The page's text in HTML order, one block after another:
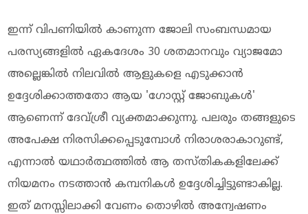
ഇന്ന് വിപണിയിൽ കാണുന്ന ജോലി സംബന്ധമായ
പരസ്യങ്ങളിൽ ഏകദേശം 30 ശതമാനവും വ്യാജമോ
അല്ലെങ്കിൽ നിലവിൽ ആളുകളെ എടുക്കാൻ
ഉദ്ദേശിക്കാത്തതോ ആയ 'ഗോസ്റ്റ് ജോബുകൾ'
ആണെന്ന് ദേവ്ശ്രീ വ്യക്തമാക്കുന്നു. പലരും തങ്ങളുടെ
അപേക്ഷ നിരസിക്കപ്പെടുമ്പോൾ നിരാശരാകാറുണ്ട്,
എന്നാൽ യഥാർത്ഥത്തിൽ ആ തസ്തികകളിലേക്ക്
നിയമനം നടത്താൻ കമ്പനികൾ ഉദ്ദേശിച്ചിട്ടുണ്ടാകില്ല.
ഇത് മനസ്സിലാക്കി വേണം തൊഴിൽ അന്വേഷണം